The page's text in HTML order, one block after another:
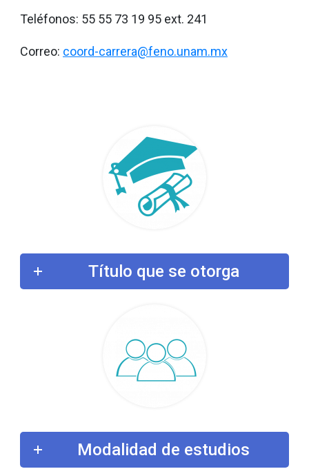
Teléfonos: 55 55 73 19 95 ext. 241
Correo: coord-carrera@feno.unam.mx
Título que se otorga
Modalidad de estudios